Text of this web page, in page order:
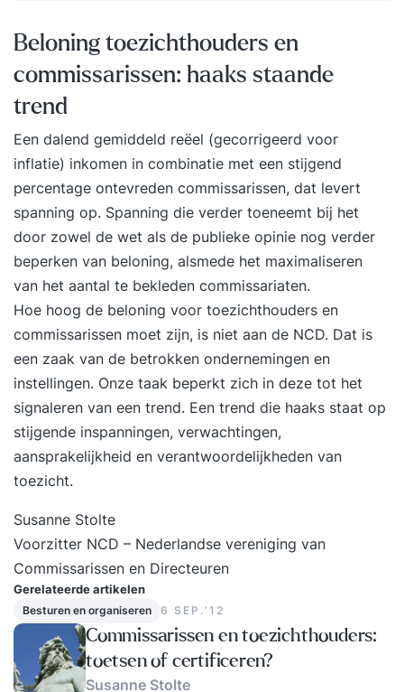
gevoel krijgen hoe een reachtruck bestuurd dient
te worden. We richten ons met 10 uur praktijktijd
op de praktijk en veiligheid. Wijzen cursisten op
gevaren en leren ze ten alle tijden goed om zich
heen te kijken. Door de uitgekiende en
didactische opbouw van de cursus in 2
aaneengesloten dagen (07.00 - 14.30 uur) zijn
ook de onervaren reachtruckchauffeurs in staat
om aan het eind van de opleiding veilig en
verantwoord met de reachtruck te rijden en het
reachtruckcertificaat te verdienen.
onderdeel van deze cursus. Bij een voldoende
resultaat voor de opdrachten ontvangt u voor
deze voertuigen een GRATIS certificaat. Lees
ervaringen over BLOM opleidingen's training
Springest... Voor wie is deze opleiding? Deze
reachtruckopleiding is als basisopleiding bedoeld
enkele ervaring op een reachtruck hebben.
Programma De opleidingsduur bedraagt 2 lange
dagen, van 07.00 uur tot 14.30 uur, waarbij de
nadruk met 10 uur praktijktijd op de praktijk
ligt. De theorie reachtruck zal op dag 2 digitaal
afgetoetst worden. Wat ga je leren? visueel
inspecteren en de werking van de reachtruck
Beloning toezichthouders en
commissarissen: haaks staande
trend
Een dalend gemiddeld reëel (gecorrigeerd voor
inflatie) inkomen in combinatie met een stijgend
percentage ontevreden commissarissen, dat levert
spanning op. Spanning die verder toeneemt bij het
door zowel de wet als de publieke opinie nog verder
beperken van beloning, alsmede het maximaliseren
van het aantal te bekleden commissariaten.
Hoe hoog de beloning voor toezichthouders en
commissarissen moet zijn, is niet aan de NCD. Dat is
een zaak van de betrokken ondernemingen en
instellingen. Onze taak beperkt zich in deze tot het
signaleren van een trend. Een trend die haaks staat op
stijgende inspanningen, verwachtingen,
aansprakelijkheid en verantwoordelijkheden van
toezicht.
Susanne Stolte
Voorzitter NCD – Nederlandse vereniging van
Commissarissen en Directeuren
Gerelateerde artikelen
Besturen en organiseren 6 SEP.‘12
Commissarissen en toezichthouders:
toetsen of certificeren?
Susanne Stolte